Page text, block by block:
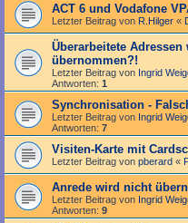
ACT 6 und Vodafone
Letzter Beitrag von R.Hilger «
Überarbeitete
übernommen?!
Letzter Beitrag von Ingrid
Antworten: 1
Synchronisation -
Letzter Beitrag von Ingrid
Antworten: 7
Visiten-Karte mit
Letzter Beitrag von pberard «
Anrede wird nicht
Letzter Beitrag von Ingrid
Antworten: 9